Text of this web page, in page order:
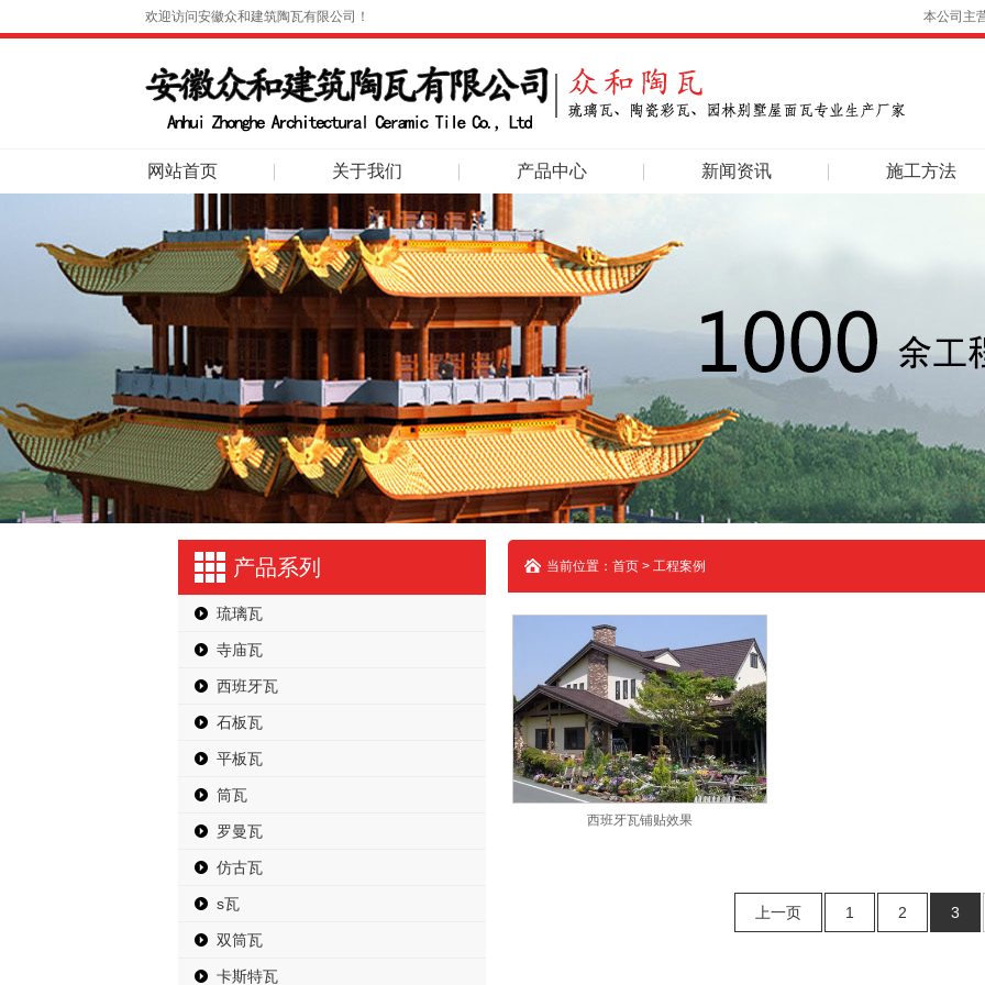
欢迎访问安徽众和建筑陶瓦有限公司！ 本公司主
网站首页 关于我们 产品中心 新闻资讯 施工方法
产品系列
琉璃瓦
寺庙瓦
西班牙瓦
石板瓦
平板瓦
筒瓦
罗曼瓦
仿古瓦
s瓦
双筒瓦
卡斯特瓦
当前位置：首页 > 工程案例
西班牙瓦铺贴效果
上一页 1 2 3